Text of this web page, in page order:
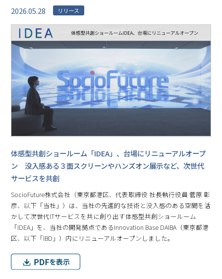
2026.05.28 リリース
体感型共創ショールーム「IDEA」、台場にリニューアルオープ
ン 没入感ある３面スクリーンやハンズオン展示など、次世代
サービスを共創
SocioFuture株式会社（東京都港区、代表取締役 社長執行役員 菅原 彰
彦、以下「当社」）は、当社の先進的な技術と没入感のある空間を活
かして次世代ITサービスを共に創り出す体感型共創ショールーム
「IDEA」を、当社の開発拠点であるInnovation Base DAIBA（東京都港
区、以下「IBD」）内にリニューアルオープンしました。